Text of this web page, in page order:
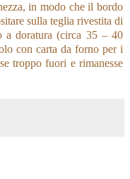
in modo che il bordo
sulla teglia rivestita di
a doratura (circa 35 – 40
con carta da forno per i
troppo fuori e rimanesse